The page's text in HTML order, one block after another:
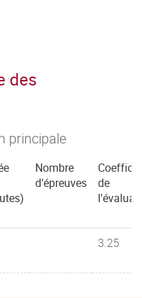
des
principale
Nombre
d'épreuves
de
3.25